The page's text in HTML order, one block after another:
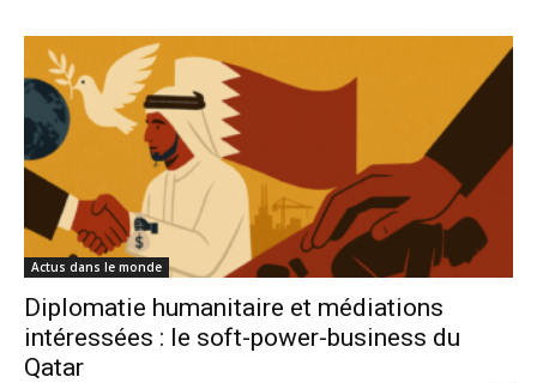
Actus dans le monde
Diplomatie humanitaire et médiations
intéressées : le soft-power-business du
Qatar